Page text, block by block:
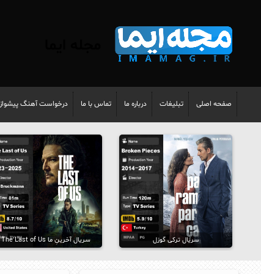
صفحه اصلی تبلیغات درباره ما تماس با ما درخواست آهنگ پیشواز
سریال ترکی گوزل سریال آخرینِ ما The Last of Us